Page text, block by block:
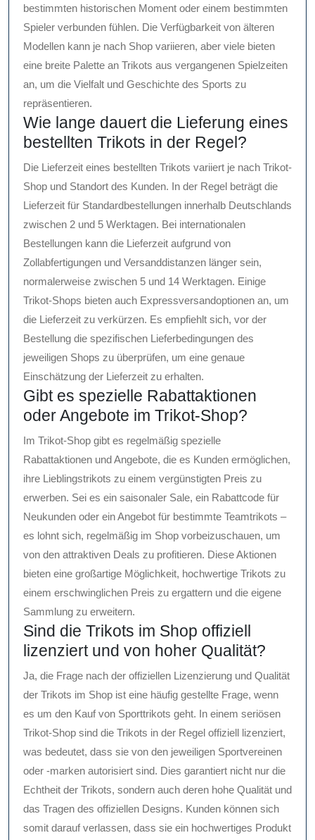
bestimmten historischen Moment oder einem bestimmten
Spieler verbunden fühlen. Die Verfügbarkeit von älteren
Modellen kann je nach Shop variieren, aber viele bieten
eine breite Palette an Trikots aus vergangenen Spielzeiten
an, um die Vielfalt und Geschichte des Sports zu
repräsentieren.
Wie lange dauert die Lieferung eines
bestellten Trikots in der Regel?
Die Lieferzeit eines bestellten Trikots variiert je nach Trikot-
Shop und Standort des Kunden. In der Regel beträgt die
Lieferzeit für Standardbestellungen innerhalb Deutschlands
zwischen 2 und 5 Werktagen. Bei internationalen
Bestellungen kann die Lieferzeit aufgrund von
Zollabfertigungen und Versanddistanzen länger sein,
normalerweise zwischen 5 und 14 Werktagen. Einige
Trikot-Shops bieten auch Expressversandoptionen an, um
die Lieferzeit zu verkürzen. Es empfiehlt sich, vor der
Bestellung die spezifischen Lieferbedingungen des
jeweiligen Shops zu überprüfen, um eine genaue
Einschätzung der Lieferzeit zu erhalten.
Gibt es spezielle Rabattaktionen
oder Angebote im Trikot-Shop?
Im Trikot-Shop gibt es regelmäßig spezielle
Rabattaktionen und Angebote, die es Kunden ermöglichen,
ihre Lieblingstrikots zu einem vergünstigten Preis zu
erwerben. Sei es ein saisonaler Sale, ein Rabattcode für
Neukunden oder ein Angebot für bestimmte Teamtrikots –
es lohnt sich, regelmäßig im Shop vorbeizuschauen, um
von den attraktiven Deals zu profitieren. Diese Aktionen
bieten eine großartige Möglichkeit, hochwertige Trikots zu
einem erschwinglichen Preis zu ergattern und die eigene
Sammlung zu erweitern.
Sind die Trikots im Shop offiziell
lizenziert und von hoher Qualität?
Ja, die Frage nach der offiziellen Lizenzierung und Qualität
der Trikots im Shop ist eine häufig gestellte Frage, wenn
es um den Kauf von Sporttrikots geht. In einem seriösen
Trikot-Shop sind die Trikots in der Regel offiziell lizenziert,
was bedeutet, dass sie von den jeweiligen Sportvereinen
oder -marken autorisiert sind. Dies garantiert nicht nur die
Echtheit der Trikots, sondern auch deren hohe Qualität und
das Tragen des offiziellen Designs. Kunden können sich
somit darauf verlassen, dass sie ein hochwertiges Produkt